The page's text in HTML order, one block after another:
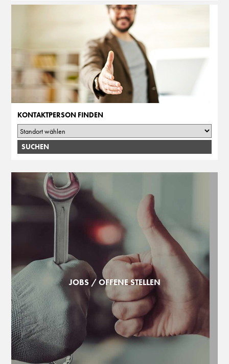
KONTAKTPERSON FINDEN
JOBS / OFFENE STELLEN